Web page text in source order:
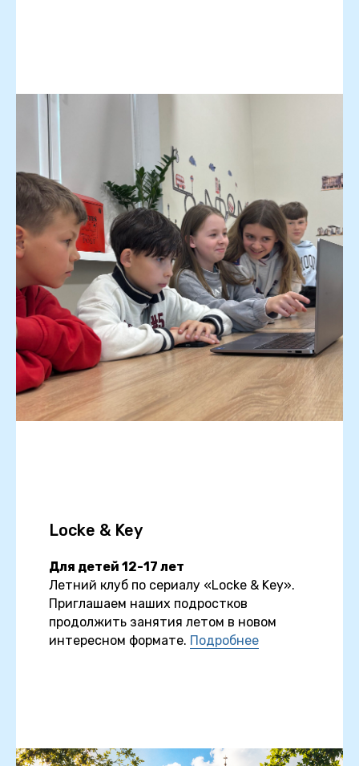
Locke & Key
Для детей 12-17 лет
Летний клуб по сериалу «Locke & Key».
Приглашаем наших подростков
продолжить занятия летом в новом
интересном формате. Подробнее